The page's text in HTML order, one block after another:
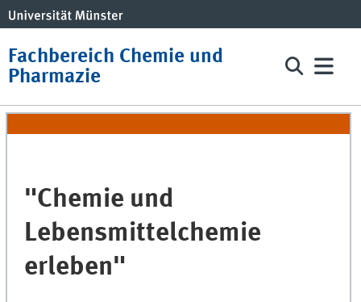
Fachbereich Chemie und
Pharmazie
"Chemie und
Lebensmittelchemie
erleben"